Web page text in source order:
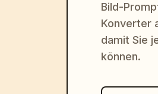
Bild-
Konverter
damit Sie
können.